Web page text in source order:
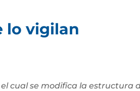
lo vigilan
el cual se modifica la estructura